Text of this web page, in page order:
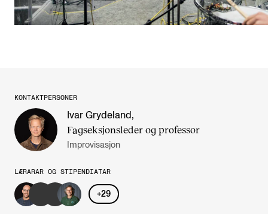
KONTAKTPERSONER
Ivar Grydeland ,
Fagseksjonsleder og professor
Improvisasjon
LÆRARAR OG STIPENDIATAR
+29